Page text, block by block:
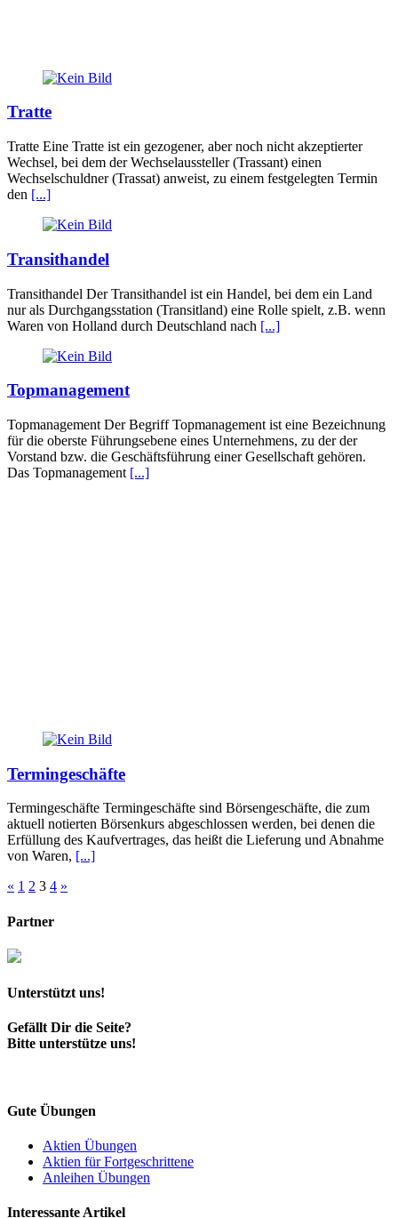
Tratte
Tratte Eine Tratte ist ein gezogener, aber noch nicht akzeptierter
Wechsel, bei dem der Wechselaussteller (Trassant) einen
Wechselschuldner (Trassat) anweist, zu einem festgelegten Termin
den [...]
Transithandel
Transithandel Der Transithandel ist ein Handel, bei dem ein Land
nur als Durchgangsstation (Transitland) eine Rolle spielt, z.B. wenn
Waren von Holland durch Deutschland nach [...]
Topmanagement
Topmanagement Der Begriff Topmanagement ist eine Bezeichnung
für die oberste Führungsebene eines Unternehmens, zu der der
Vorstand bzw. die Geschäftsführung einer Gesellschaft gehören.
Das Topmanagement [...]
Termingeschäfte
Termingeschäfte Termingeschäfte sind Börsengeschäfte, die zum
aktuell notierten Börsenkurs abgeschlossen werden, bei denen die
Erfüllung des Kaufvertrages, das heißt die Lieferung und Abnahme
von Waren, [...]
Seitennummerierung
der
« 1 2 3 4 »
Partner
Unterstützt uns!
Gefällt Dir die Seite?
Bitte unterstütze uns!
Gute Übungen
Aktien Übungen
Aktien für Fortgeschrittene
Anleihen Übungen
Interessante Artikel